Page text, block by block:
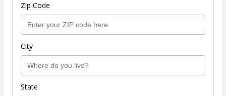
Zip Code
City
State